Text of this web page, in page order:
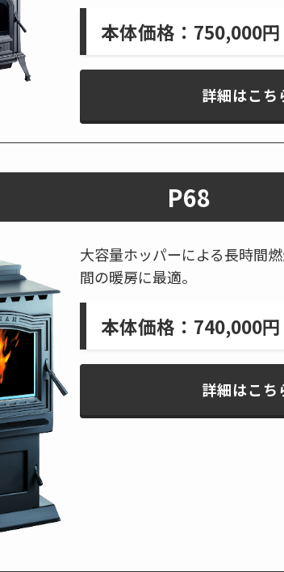
本体価格 ：750,000円
詳細はこち
P68
大容量ホッパーによる長時間
間の暖房に最適。
本体価格 ：740,000円
詳細はこち